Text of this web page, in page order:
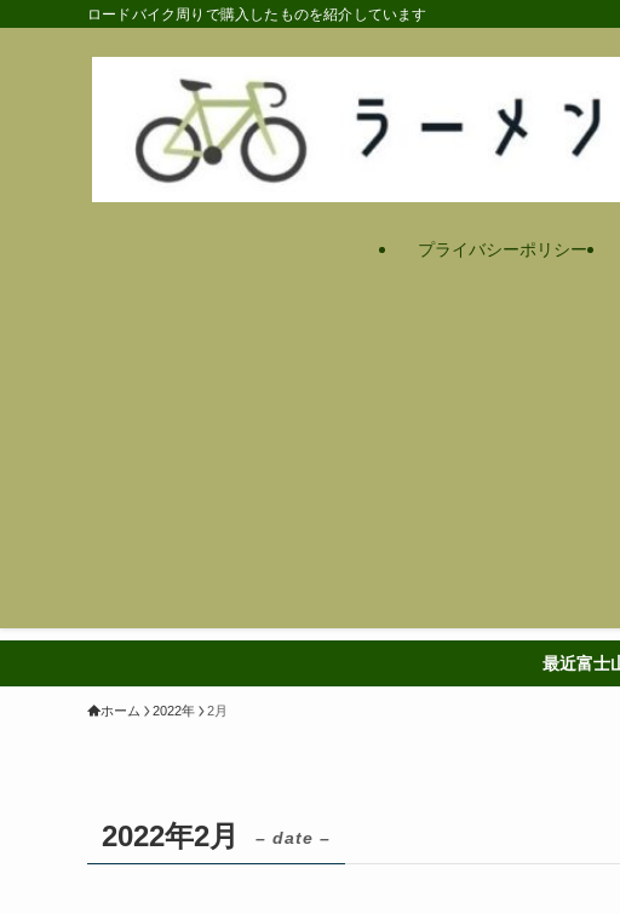
ロードバイク周りで購入したものを紹介しています
プライバシーポリシー
最近富士
ホーム 2022年 2月
2022年2月 – date –